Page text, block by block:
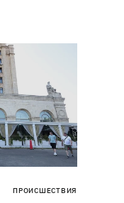
ПРОИСШЕСТВИЯ